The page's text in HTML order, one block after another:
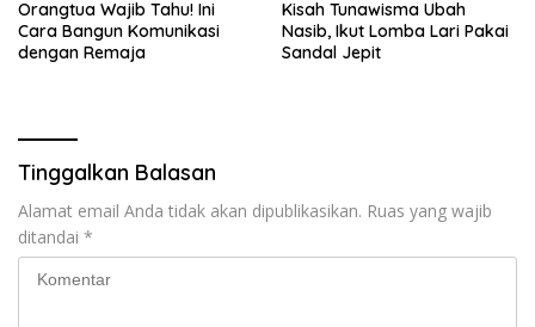
Orangtua Wajib Tahu! Ini
Cara Bangun Komunikasi
dengan Remaja
Kisah Tunawisma Ubah
Nasib, Ikut Lomba Lari Pakai
Sandal Jepit
Tinggalkan Balasan
Alamat email Anda tidak akan dipublikasikan. Ruas yang wajib
ditandai *